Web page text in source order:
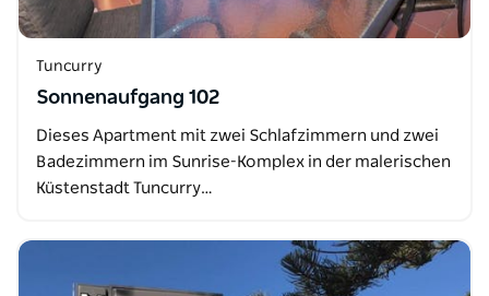
Tuncurry
Sonnenaufgang 102
Dieses Apartment mit zwei Schlafzimmern und zwei
Badezimmern im Sunrise-Komplex in der malerischen
Küstenstadt Tuncurry…